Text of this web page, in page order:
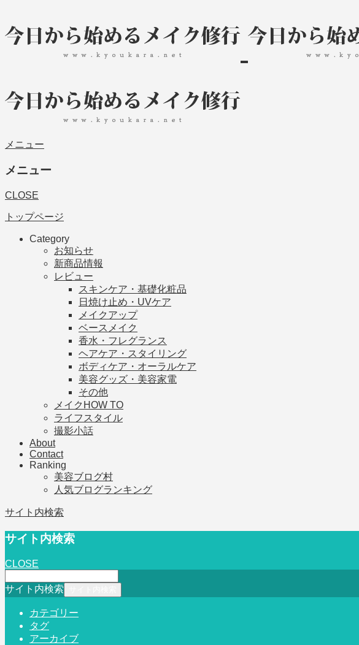
メニュー
メニュー
CLOSE
トップページ
Category
お知らせ
新商品情報
レビュー
スキンケア・基礎化粧品
日焼け止め・UVケア
メイクアップ
ベースメイク
香水・フレグランス
ヘアケア・スタイリング
ボディケア・オーラルケア
美容グッズ・美容家電
その他
メイクHOW TO
ライフスタイル
撮影小話
About
Contact
Ranking
美容ブログ村
人気ブログランキング
サイト内検索
サイト内検索
CLOSE
サイト内検索
カテゴリー
タグ
アーカイブ